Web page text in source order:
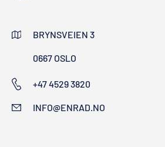
BRYNSVEIEN 3
0667 OSLO
+47 4529 3820
INFO@ENRAD.NO